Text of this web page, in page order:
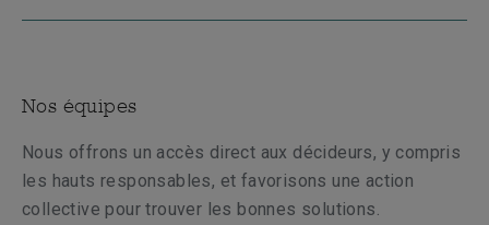
Nos équipes
Nous offrons un accès direct aux décideurs, y compris
les hauts responsables, et favorisons une action
collective pour trouver les bonnes solutions.